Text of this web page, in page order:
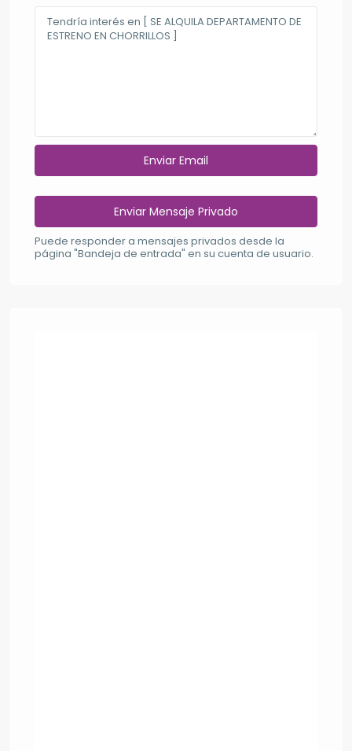
Puede responder a mensajes privados desde la
página "Bandeja de entrada" en su cuenta de usuario.